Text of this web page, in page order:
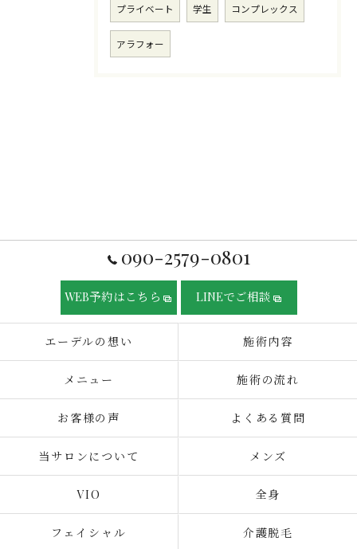
プライベート 学生 コンプレックス
アラフォー
090-2579-0801
WEB予約はこちら LINEでご相談
エーデルの想い 施術内容
メニュー 施術の流れ
お客様の声 よくある質問
当サロンについて メンズ
VIO 全身
フェイシャル 介護脱毛